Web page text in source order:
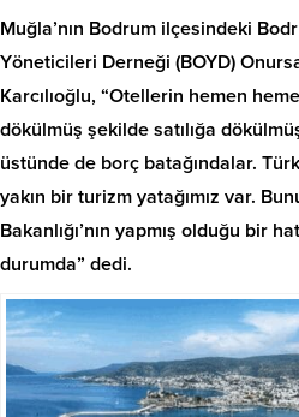
Muğla’nın Bodrum ilçesindeki
Yöneticileri Derneği (BOYD)
Karcılıoğlu, “Otellerin hemen
dökülmüş şekilde satılığa
üstünde de borç batağındalar.
yakın bir turizm yatağımız var.
Bakanlığı’nın yapmış olduğu bir
durumda” dedi.